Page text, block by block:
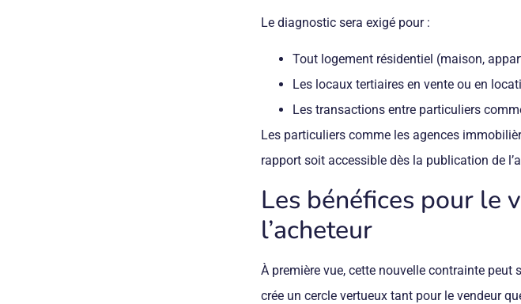
Le diagnostic sera exigé pour :
Tout logement résidentiel (maison,
Les locaux tertiaires en vente ou en
Les transactions entre particuliers
Les particuliers comme les agences
rapport soit accessible dès la publication de
Les bénéfices pour le
l’acheteur
À première vue, cette nouvelle contrainte peut
crée un cercle vertueux tant pour le vendeur